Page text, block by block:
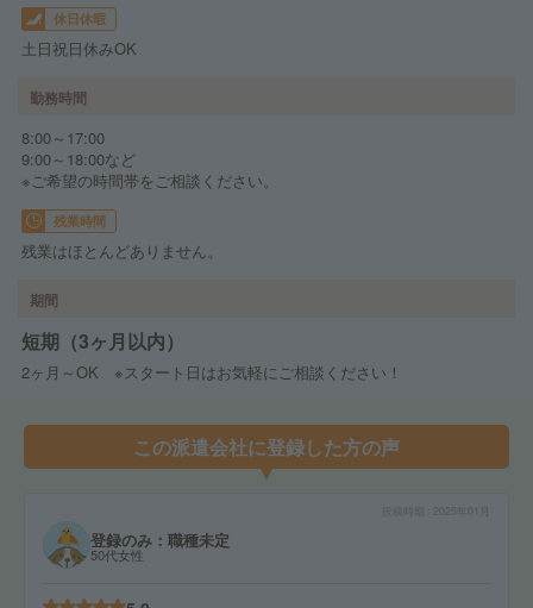
休日休暇
土日祝日休みOK
勤務時間
8:00～17:00
9:00～18:00など
※ご希望の時間帯をご相談ください。
残業時間
残業はほとんどありません。
期間
短期（3ヶ月以内）
2ヶ月～OK ※スタート日はお気軽にご相談ください！
この派遣会社に登録した方の声
2025年01月
登録のみ：職種未定
50代女性